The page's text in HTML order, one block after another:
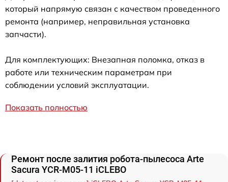
который напрямую связан с качеством проведенного
ремонта (например, неправильная установка
запчасти).
Для комплектующих: Внезапная поломка, отказ в
работе или техническим параметрам при
соблюдении условий эксплуатации.
Показать полностью
Ремонт после залития робота-пылесоса Arte
Sacura YCR-M05-11 iCLEBO